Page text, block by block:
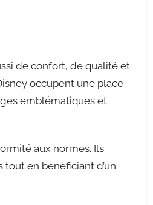
de confort, de qualité et
occupent une place
emblématiques et
aux normes. Ils
en bénéficiant d’un